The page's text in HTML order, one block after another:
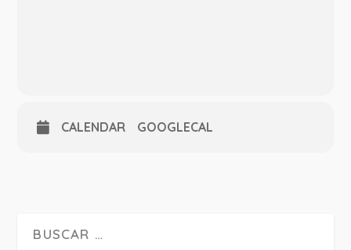
CALENDAR GOOGLECAL